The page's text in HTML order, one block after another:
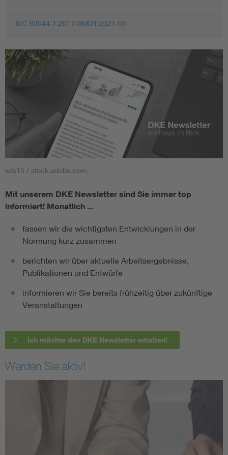
IEC 63044-1:2017/AMD1:2021-05
sdx15 / stock.adobe.com
Mit unserem DKE Newsletter sind Sie immer top
informiert! Monatlich ...
fassen wir die wichtigsten Entwicklungen in der
Normung kurz zusammen
berichten wir über aktuelle Arbeitsergebnisse,
Publikationen und Entwürfe
informieren wir Sie bereits frühzeitig über zukünftige
Veranstaltungen
Ich möchte den DKE Newsletter erhalten!
Werden Sie aktiv!